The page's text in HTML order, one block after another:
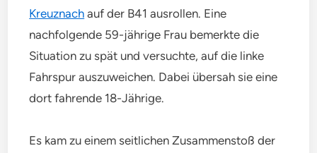
Kreuznach auf der B41 ausrollen. Eine
nachfolgende 59-jährige Frau bemerkte die
Situation zu spät und versuchte, auf die linke
Fahrspur auszuweichen. Dabei übersah sie eine
dort fahrende 18-Jährige.
Es kam zu einem seitlichen Zusammenstoß der